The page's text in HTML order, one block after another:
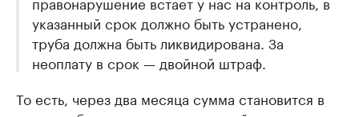
указанный срок должно быть устранено,
труба должна быть ликвидирована. За
неоплату в срок — двойной штраф.
То есть, через два месяца сумма становится в